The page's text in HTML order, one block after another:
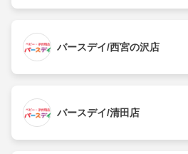
バースデイ/西宮の沢店
バースデイ/清田店